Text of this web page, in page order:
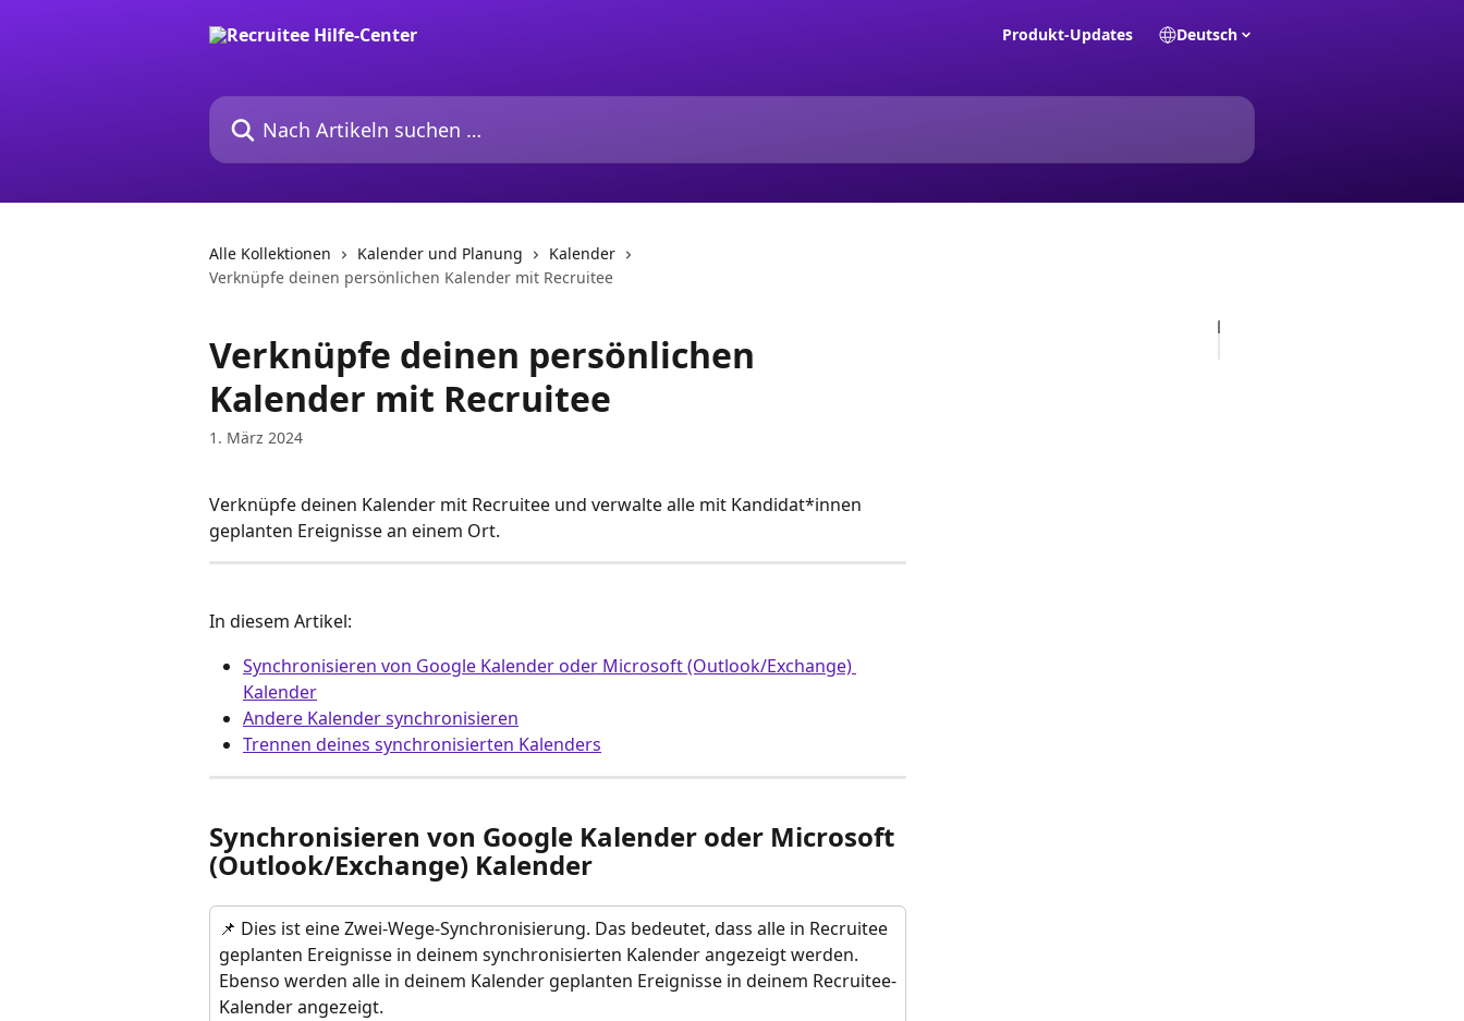
Produkt-Updates Deutsch
Nach Artikeln suchen …
Alle Kollektionen Kalender und Planung
Kalender
Verknüpfe deinen persönlichen Kalender mit Recruitee
Verknüpfe deinen persönlichen
Kalender mit Recruitee
1. März 2024
Verknüpfe deinen Kalender mit Recruitee und verwalte alle mit Kandidat*innen
geplanten Ereignisse an einem Ort.
In diesem Artikel:
Synchronisieren von Google Kalender oder Microsoft (Outlook/Exchange)
Kalender
Andere Kalender synchronisieren
Trennen deines synchronisierten Kalenders
Synchronisieren von Google Kalender oder Microsoft
(Outlook/Exchange) Kalender
📌 Dies ist eine Zwei-Wege-Synchronisierung. Das bedeutet, dass alle in Recruitee
geplanten Ereignisse in deinem synchronisierten Kalender angezeigt werden.
Ebenso werden alle in deinem Kalender geplanten Ereignisse in deinem Recruitee-
Kalender angezeigt.